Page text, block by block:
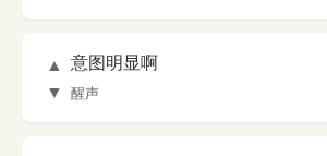
▲
▼
意图明显啊
醒声